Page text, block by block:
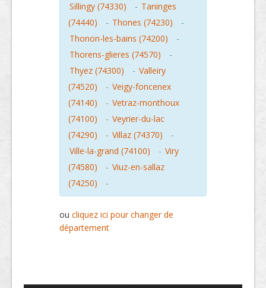
Sillingy (74330)
- Taninges
(74440)
- Thones (74230)
-
Thonon-les-bains (74200)
-
Thorens-glieres (74570)
-
Thyez (74300)
- Valleiry
(74520)
- Veigy-foncenex
(74140)
- Vetraz-monthoux
(74100)
- Veyrier-du-lac
(74290)
- Villaz (74370)
-
Ville-la-grand (74100)
- Viry
(74580)
- Viuz-en-sallaz
(74250)
-
ou cliquez ici pour changer de
département